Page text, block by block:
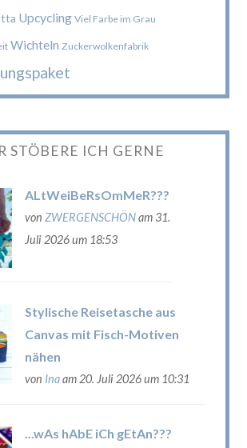
Upcycling Viel Farbe im Grau
Wichteln Zuckerwolkenfabrik
STÖBERE ICH GERNE
ALtWeiBeRsOmMeR???
von ZWERGENSCHÖNam 31.
Juli 2026 um 18:53
Stylische Reisetasche aus
Canvas mit Fisch-Motiven
nähen
von Inaam 20. Juli 2026 um 10:31
...wAs hAbE iCh gEtAn???